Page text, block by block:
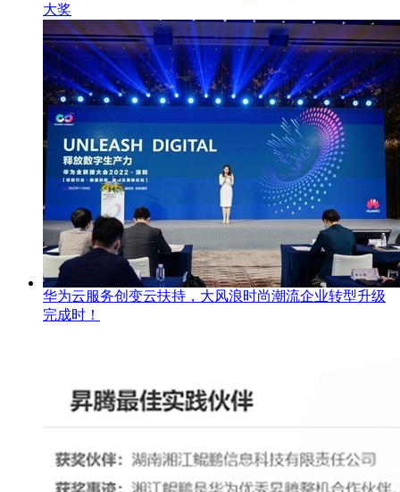
大奖
华为云服务创变云扶持，大风浪时尚潮流企业转型升级
完成时！